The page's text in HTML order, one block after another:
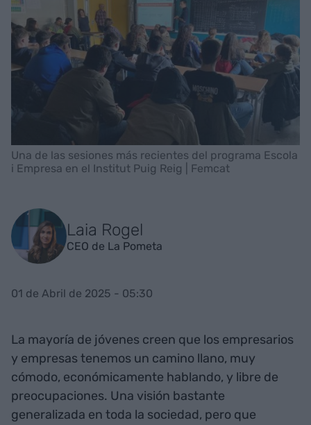
Una de las sesiones más recientes del programa Escola
i Empresa en el Institut Puig Reig | Femcat
Laia Rogel
CEO de La Pometa
01 de Abril de 2025 - 05:30
La mayoría de jóvenes creen que los empresarios
y empresas tenemos un camino llano, muy
cómodo, económicamente hablando, y libre de
preocupaciones. Una visión bastante
generalizada en toda la sociedad, pero que